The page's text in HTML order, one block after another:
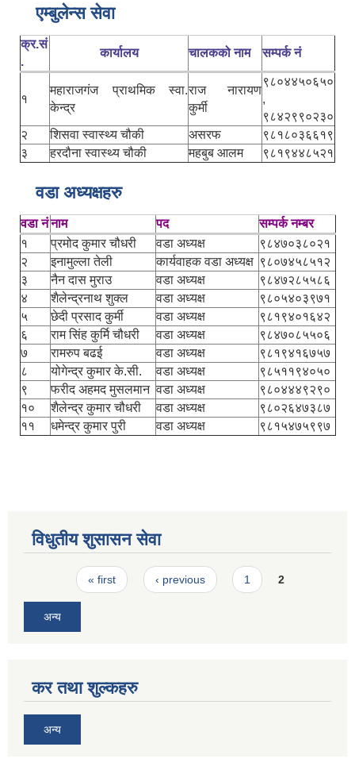
एम्बुलेन्स सेवा
क्र.सं
.
कार्यालय चालकको नाम सम्पर्क नं
१
महाराजगंज प्राथमिक स्वा.
केन्द्र
राज नारायण
कुर्मी
९८०४४५०६५०
,
९८४२९९०२३०
२
शिसवा स्वास्थ्य चौकी असरफ
९८१८०३६६१९
३
हरदौना स्वास्थ्य चौकी महबुब आलम ९८१९४४८५२१
वडा अध्यक्षहरु
वडा नंनाम पद
सम्पर्क नम्बर
१
प्रमोद कुमार चौधरी वडा अध्यक्ष
९८४७०३८०२१
२
इनामुल्ला तेली कार्यवाहक वडा अध्यक्ष ९८०७४५८५१२
३
नैन दास मुराउ वडा अध्यक्ष
९८४७२८५५८६
४
शैलेन्द्रनाथ शुक्ल वडा अध्यक्ष
९८०५४०३९७१
५
छेदी प्रसाद कुर्मी वडा अध्यक्ष
९८१९४०१६४२
६
राम सिंह कुर्मि चौधरी वडा अध्यक्ष
९८४७०८५५०६
७
रामरुप बढई वडा अध्यक्ष
९८१९४१६७५७
८
योगेन्द्र कुमार के.सी. वडा अध्यक्ष
९८५११९४०५०
९
फरीद अहमद मुसलमान वडा अध्यक्ष
९८०४४४९२९०
१०
शैलेन्द्र कुमार चौधरी वडा अध्यक्ष
९८०२६४७३८७
११
धमेन्द्र कुमार पुरी वडा अध्यक्ष ९८१५४७५९९७
विधुतीय शुसासन सेवा
Pages« first ‹ previous 1 2
अन्य
कर तथा शुल्कहरु
अन्य